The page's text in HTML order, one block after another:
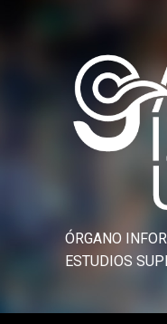
ÓRGANO
ESTUDIOS